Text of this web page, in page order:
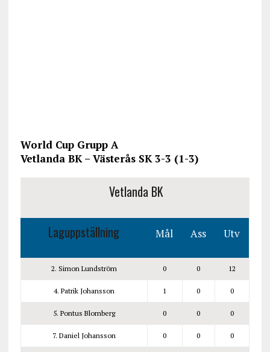
World Cup Grupp A
Vetlanda BK – Västerås SK 3-3 (1-3)
Vetlanda BK
Laguppställning Mål Ass Utv
2. Simon Lundström 0 0 12
4. Patrik Johansson 1 0 0
5. Pontus Blomberg 0 0 0
7. Daniel Johansson 0 0 0